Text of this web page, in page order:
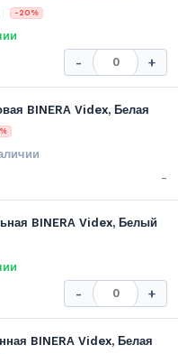
-20%
- +
BINERA Videx, Белая
-
BINERA Videx, Белый
- +
BINERA Videx, Белая